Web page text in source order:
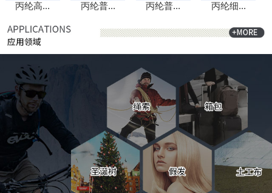
丙纶高... 丙纶普... 丙纶普... 丙纶细...